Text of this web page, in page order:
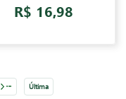
R$ 16,98
ProximaÚltima